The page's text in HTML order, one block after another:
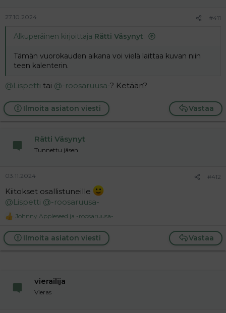
27.10.2024 #411
Alkuperäinen kirjoittaja Rätti Väsynyt:
Tämän vuorokauden aikana voi vielä laittaa kuvan niin
teen kalenterin.
@Lispetti tai @-roosaruusa-? Ketään?
Vastaa
Ilmoita asiaton viesti
Rätti Väsynyt
Tunnettu jäsen
03.11.2024 #412
Kiitokset osallistuneille
@Lispetti @-roosaruusa-
R
a
c
t
Johnny Appleseed ja -roosaruusa-
Vastaa
Ilmoita asiaton viesti
vierailija
Vieras